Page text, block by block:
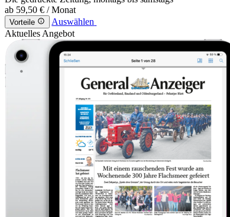
ab 59,50 € / Monat
Vorteile
Auswählen
Aktuelles Angebot